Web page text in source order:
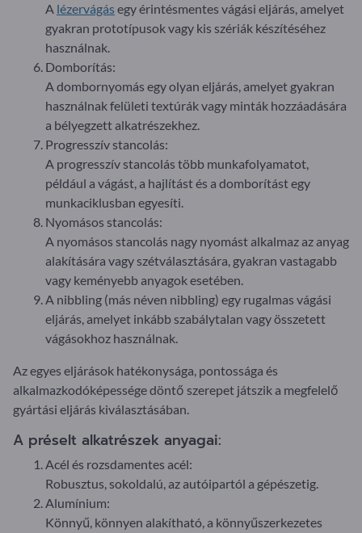
A lézervágásegy érintésmentes vágási eljárás, amelyet
gyakran prototípusok vagy kis szériák készítéséhez
használnak.
Domborítás:
A dombornyomás egy olyan eljárás, amelyet gyakran
használnak felületi textúrák vagy minták hozzáadására
a bélyegzett alkatrészekhez.
Progresszív stancolás:
A progresszív stancolás több munkafolyamatot,
például a vágást, a hajlítást és a domborítást egy
munkaciklusban egyesíti.
Nyomásos stancolás:
A nyomásos stancolás nagy nyomást alkalmaz az anyag
alakítására vagy szétválasztására, gyakran vastagabb
vagy keményebb anyagok esetében.
A nibbling (más néven nibbling) egy rugalmas vágási
eljárás, amelyet inkább szabálytalan vagy összetett
vágásokhoz használnak.
Az egyes eljárások hatékonysága, pontossága és
alkalmazkodóképessége döntő szerepet játszik a megfelelő
gyártási eljárás kiválasztásában.
A préselt alkatrészek anyagai:
Acél és rozsdamentes acél:
Robusztus, sokoldalú, az autóipartól a gépészetig.
Alumínium:
Könnyű, könnyen alakítható, a könnyűszerkezetes